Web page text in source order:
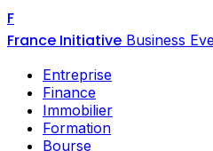
F
France Initiative Business
Entreprise
Finance
Immobilier
Formation
Bourse